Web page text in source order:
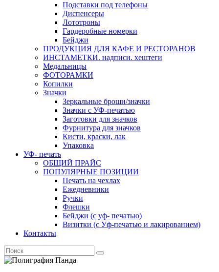
Подставки под телефоны
Диспенсеры
Лототроны
Гардеробные номерки
Бейджи
ПРОДУКЦИЯ ДЛЯ КАФЕ И РЕСТОРАНОВ
ИНСТАМЕТКИ. надписи. хештеги
Медальницы
ФОТОРАМКИ
Копилки
Значки
Зеркальные броши/значки
Значки с УФ-печатью
Заготовки для значков
Фурнитура для значков
Кисти, краски, лак
Упаковка
УФ- печать
ОБЩИЙ ПРАЙС
ПОПУЛЯРНЫЕ ПОЗИЦИИ
Печать на чехлах
Ежедневники
Ручки
Флешки
Бейджи (с уф- печатью)
Визитки (с Уф-печатью и лакированием)
Контакты